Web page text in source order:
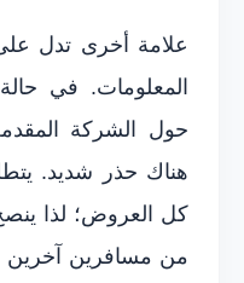
علامة أخرى تدل
المعلومات. في
حول الشركة
هناك حذر شديد.
كل العروض؛ لذا
من مسافرين آخرين